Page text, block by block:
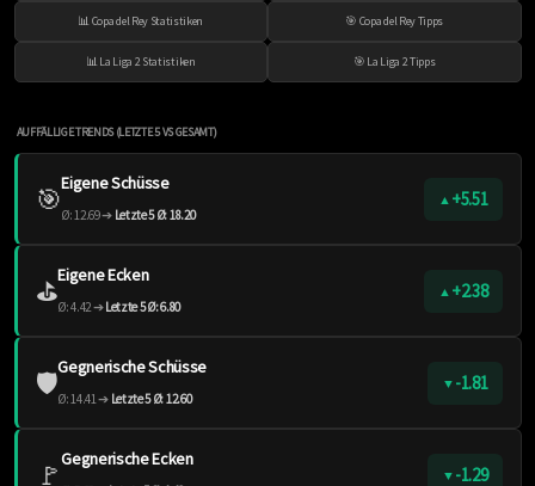
📊 Copa del Rey Statistiken 🎯 Copa del Rey Tipps
📊 La Liga 2 Statistiken 🎯 La Liga 2 Tipps
AUFFÄLLIGE TRENDS (LETZTE 5 VS GESAMT)
🎯Eigene Schüsse
Ø: 12.69 ➔ Letzte 5 Ø: 18.20
▲ +5.51
⛳️Eigene Ecken
Ø: 4.42 ➔Letzte 5 Ø: 6.80
▲ +2.38
🛡️Gegnerische Schüsse
Ø: 14.41 ➔ Letzte 5 Ø: 12.60
▼ -1.81
🚩Gegnerische Ecken
▼ -1.29